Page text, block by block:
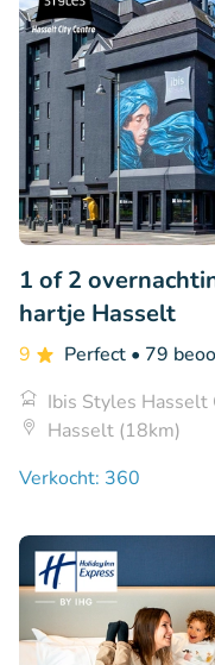
1 of 2
hartje Hasselt
9 Perfect • 79
Ibis Styles Hasselt
Hasselt (18km)
Verkocht: 360